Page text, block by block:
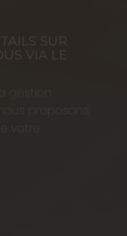
SUR
VIA LE
gestion
proposons
votre